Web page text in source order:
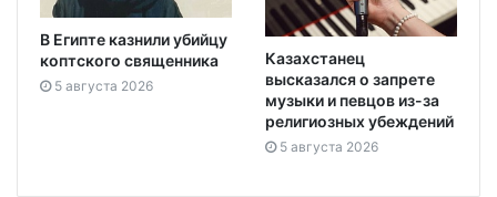
В Египте казнили убийцу
коптского священника
5 августа 2026
Казахстанец
высказался о запрете
музыки и певцов из-за
религиозных убеждений
5 августа 2026